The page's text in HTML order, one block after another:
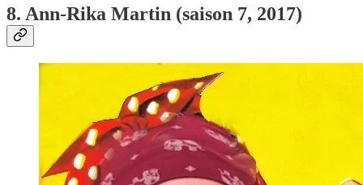
8. Ann-Rika Martin (saison 7, 2017)